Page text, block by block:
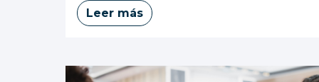
Leer más